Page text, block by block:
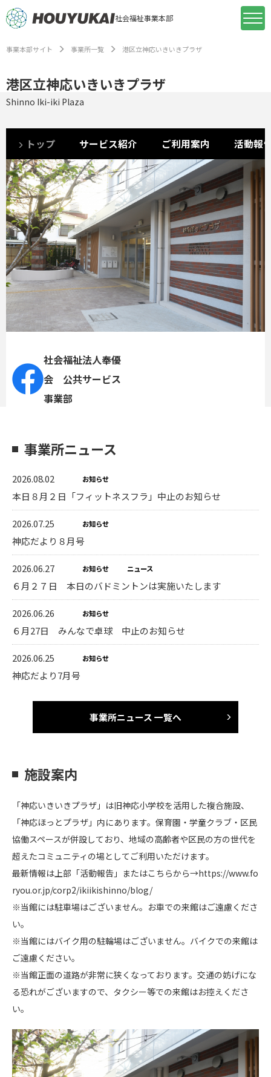
社会福祉事業本部
事業本部サイト 事業所一覧 港区立神応いきいきプラザ
港区立神応いきいきプラザ
Shinno Iki-iki Plaza
トップ サービス紹介 ご利用案内 活動報
社会福祉法人奉優
会 公共サービス
事業部
事業所ニュース
2026.08.02 お知らせ
本日８月２日「フィットネスフラ」中止のお知らせ
2026.07.25 お知らせ
神応だより８月号
2026.06.27 お知らせ ニュース
６月２７日 本日のバドミントンは実施いたします
2026.06.26 お知らせ
６月27日 みんなで卓球 中止のお知らせ
2026.06.25 お知らせ
神応だより7月号
事業所ニュース 一覧へ
施設案内
「神応いきいきプラザ」は旧神応小学校を活用した複合施設、
「神応ほっとプラザ」内にあります。保育園・学童クラブ・区民
協働スペースが併設しており、地域の高齢者や区民の方の世代を
超えたコミュニティの場としてご利用いただけます。
最新情報は上部「活動報告」またはこちらから→https://www.fo
ryou.or.jp/corp2/ikiikishinno/blog/
※当館には駐車場はございません。お車での来館はご遠慮くださ
い。
※当館にはバイク用の駐輪場はございません。バイクでの来館は
ご遠慮ください。
※当館正面の道路が非常に狭くなっております。交通の妨げにな
る恐れがございますので、タクシー等での来館はお控えくださ
い。